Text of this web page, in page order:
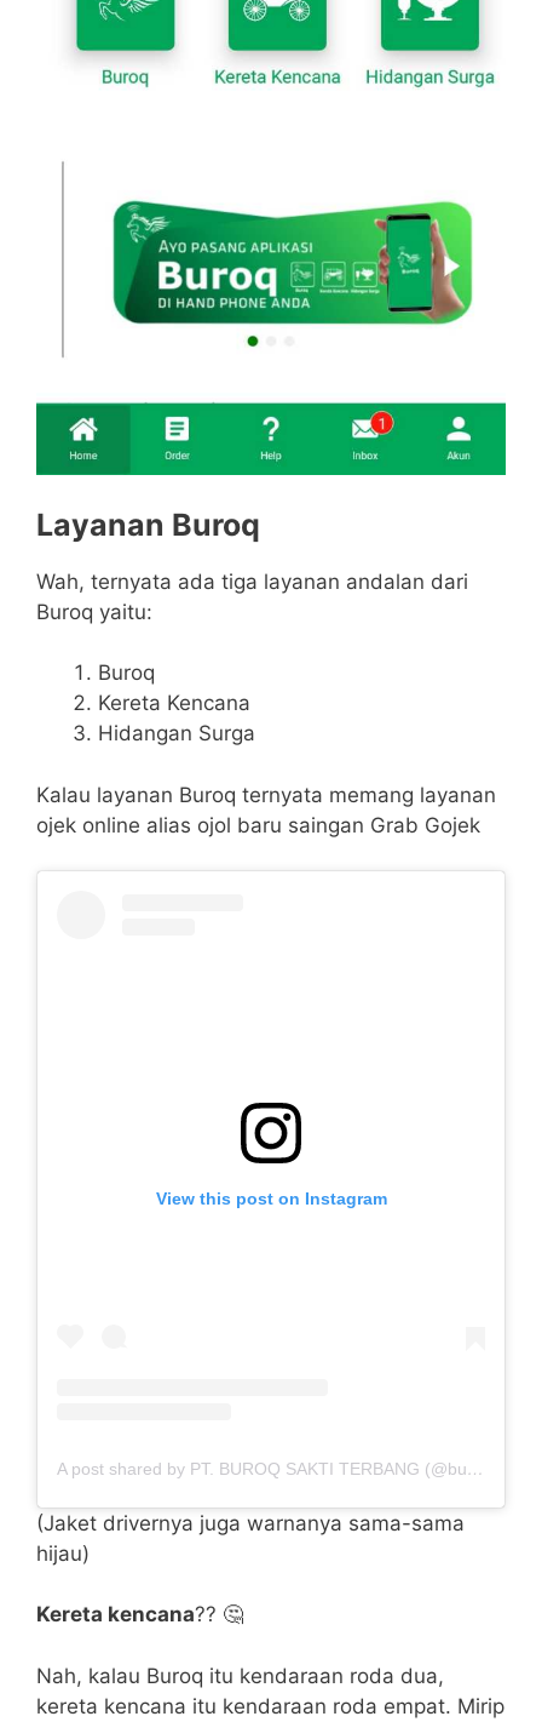
Layanan Buroq
Wah, ternyata ada tiga layanan andalan dari
Buroq yaitu:
Buroq
Kereta Kencana
Hidangan Surga
Kalau layanan Buroq ternyata memang layanan
ojek online alias ojol baru saingan Grab Gojek
View this post on Instagram
A post shared by PT. BUROQ SAKTI TERBANG (@buroq.sakti)
(Jaket drivernya juga warnanya sama-sama
hijau)
Kereta kencana?? 🤔
Nah, kalau Buroq itu kendaraan roda dua,
kereta kencana itu kendaraan roda empat. Mirip